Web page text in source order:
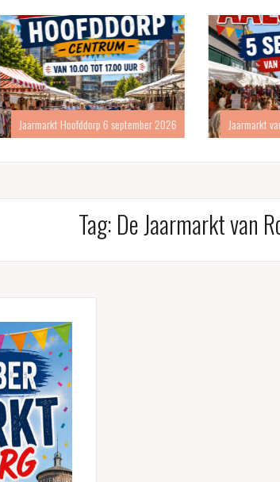
Jaarmarkt Hoofddorp 6 september 2026 Jaarmarkt van
Tag: De Jaarmarkt van